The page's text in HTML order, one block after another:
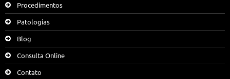
Procedimentos
Patologias
Blog
Consulta Online
Contato